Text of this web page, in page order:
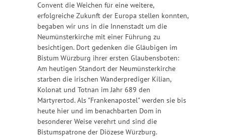
Convent die Weichen für eine weitere,
erfolgreiche Zukunft der Europa stellen konnten,
begaben wir uns in die Innenstadt um die
Neumünsterkirche mit einer Führung zu
besichtigen. Dort gedenken die Gläubigen im
Bistum Würzburg ihrer ersten Glaubensboten:
Am heutigen Standort der Neumünsterkirche
starben die irischen Wanderprediger Kilian,
Kolonat und Totnan im Jahr 689 den
Märtyrertod. Als "Frankenapostel" werden sie bis
heute hier und im benachbarten Dom in
besonderer Weise verehrt und sind die
Bistumspatrone der Diözese Würzburg.